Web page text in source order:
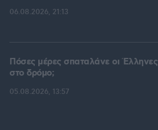
06.08.2026, 21:13
Πόσες μέρες σπαταλάνε οι Έλληνες
στο δρόμο;
05.08.2026, 13:57